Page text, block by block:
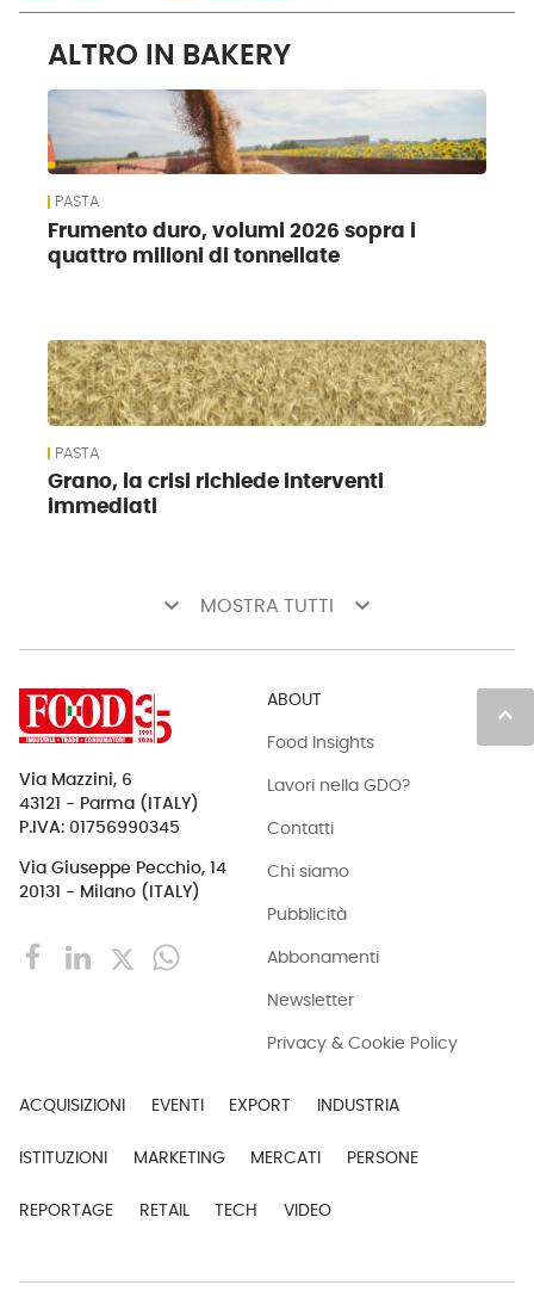
ALTRO IN BAKERY
PASTA
Frumento duro, volumi 2026 sopra i
quattro milioni di tonnellate
PASTA
Grano, la crisi richiede interventi
immediati
keyboard_arrow_down MOSTRA TUTTI keyboard_arrow_down
keyboard_arrow_up
Via Mazzini, 6
43121 - Parma (ITALY)
P.IVA: 01756990345
Via Giuseppe Pecchio, 14
20131 - Milano (ITALY)
ABOUT
Food Insights
Lavori nella GDO?
Contatti
Chi siamo
Pubblicità
Abbonamenti
Newsletter
Privacy & Cookie Policy
ACQUISIZIONI EVENTI EXPORT INDUSTRIA
ISTITUZIONI MARKETING MERCATI PERSONE
REPORTAGE RETAIL TECH VIDEO